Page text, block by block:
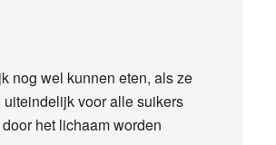
nog wel kunnen eten, als ze
voor alle suikers
het lichaam worden